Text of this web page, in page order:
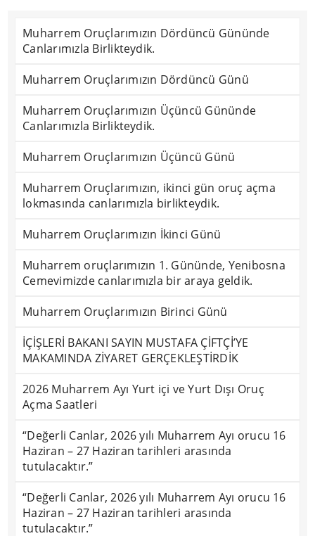
Muharrem Oruçlarımızın Dördüncü Gününde
Canlarımızla Birlikteydik.
Muharrem Oruçlarımızın Dördüncü Günü
Muharrem Oruçlarımızın Üçüncü Gününde
Canlarımızla Birlikteydik.
Muharrem Oruçlarımızın Üçüncü Günü
Muharrem Oruçlarımızın, ikinci gün oruç açma
lokmasında canlarımızla birlikteydik.
Muharrem Oruçlarımızın İkinci Günü
Muharrem oruçlarımızın 1. Gününde, Yenibosna
Cemevimizde canlarımızla bir araya geldik.
Muharrem Oruçlarımızın Birinci Günü
İÇİŞLERİ BAKANI SAYIN MUSTAFA ÇİFTÇİ’YE
MAKAMINDA ZİYARET GERÇEKLEŞTİRDİK
2026 Muharrem Ayı Yurt içi ve Yurt Dışı Oruç
Açma Saatleri
“Değerli Canlar, 2026 yılı Muharrem Ayı orucu 16
Haziran – 27 Haziran tarihleri arasında
tutulacaktır.”
“Değerli Canlar, 2026 yılı Muharrem Ayı orucu 16
Haziran – 27 Haziran tarihleri arasında
tutulacaktır.”